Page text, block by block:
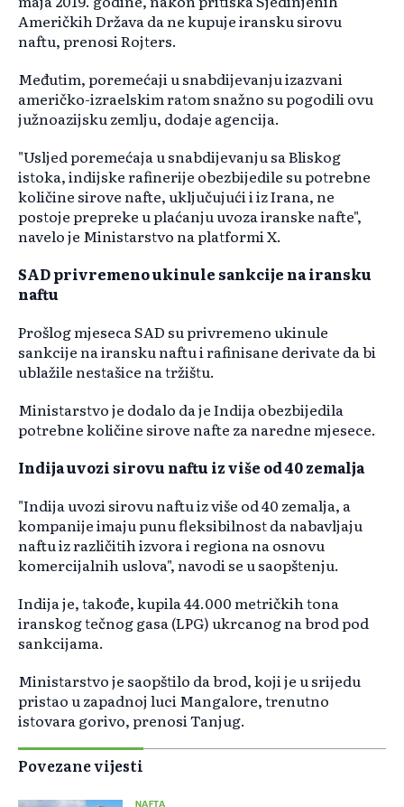
Američkih Država da ne kupuje iransku sirovu
naftu, prenosi Rojters.
Međutim, poremećaji u snabdijevanju izazvani
američko-izraelskim ratom snažno su pogodili ovu
južnoazijsku zemlju, dodaje agencija.
"Usljed poremećaja u snabdijevanju sa Bliskog
istoka, indijske rafinerije obezbijedile su potrebne
količine sirove nafte, uključujući i iz Irana, ne
postoje prepreke u plaćanju uvoza iranske nafte",
navelo je Ministarstvo na platformi X.
SAD privremeno ukinule sankcije na iransku
naftu
Prošlog mjeseca SAD su privremeno ukinule
sankcije na iransku naftu i rafinisane derivate da bi
ublažile nestašice na tržištu.
Ministarstvo je dodalo da je Indija obezbijedila
potrebne količine sirove nafte za naredne mjesece.
Indija uvozi sirovu naftu iz više od 40 zemalja
"Indija uvozi sirovu naftu iz više od 40 zemalja, a
kompanije imaju punu fleksibilnost da nabavljaju
naftu iz različitih izvora i regiona na osnovu
komercijalnih uslova", navodi se u saopštenju.
Indija je, takođe, kupila 44.000 metričkih tona
iranskog tečnog gasa (LPG) ukrcanog na brod pod
sankcijama.
Ministarstvo je saopštilo da brod, koji je u srijedu
pristao u zapadnoj luci Mangalore, trenutno
istovara gorivo, prenosi Tanjug.
Povezane vijesti
NAFTA